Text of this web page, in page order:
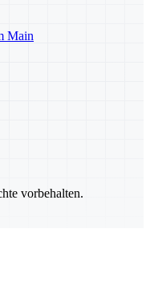
Main
vorbehalten.